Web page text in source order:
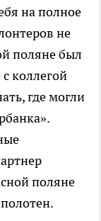
на полное
не
поляне был
коллегой
где могли
поляне